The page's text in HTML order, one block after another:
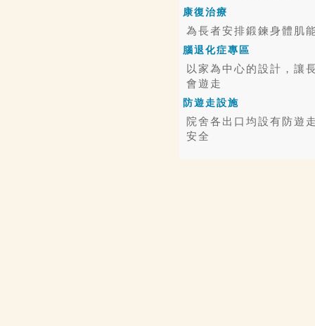
康復治療
為長者安排鍛鍊身體肌
腦退化症專區
以家為中心的設計，讓
會遊走
防遊走設施
院舍各出口均設有防遊
安全